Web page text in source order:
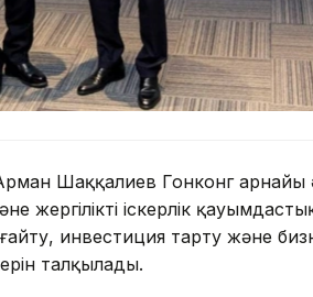
Шаққалиев Гонконг арнайы
іскерлік
инвестиция тарту және
талқылады.